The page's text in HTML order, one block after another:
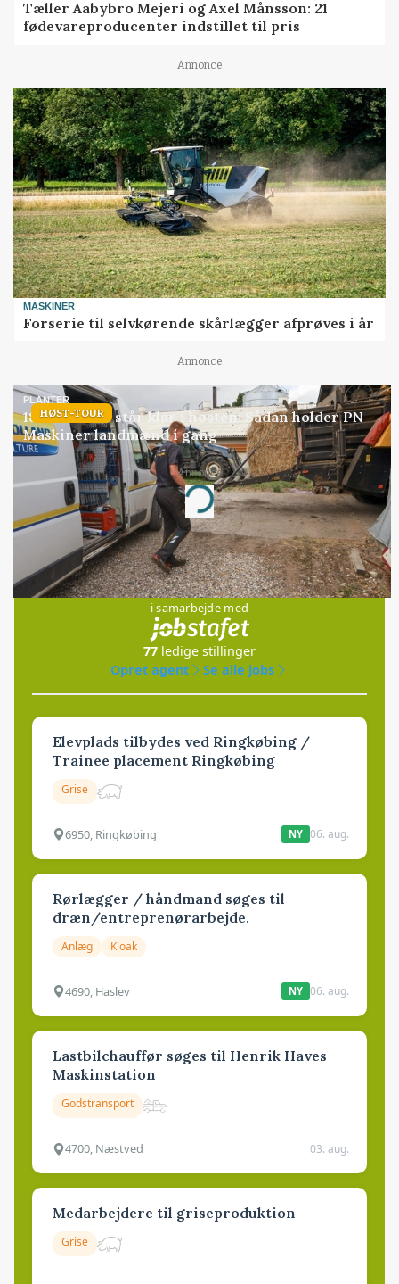
Tæller Aabybro Mejeri og Axel Månsson: 21
fødevareproducenter indstillet til pris
Annonce
MASKINER
Forserie til selvkørende skårlægger afprøves i år
Annonce
HØST-TOUR
PLANTER
18 montører står klar i høsten: Sådan holder PN
Maskiner landmænd i gang
Annonce
Loading...
Jobs
i samarbejde med
77 ledige stillinger
Opret agent
Se alle jobs
Elevplads tilbydes ved Ringkøbing /
Trainee placement Ringkøbing
Grise
6950, Ringkøbing NY 06. aug.
Rørlægger / håndmand søges til
dræn/entreprenørarbejde.
Anlæg Kloak
4690, Haslev NY 06. aug.
Lastbilchauffør søges til Henrik Haves
Maskinstation
Godstransport
4700, Næstved 03. aug.
Medarbejdere til griseproduktion
Grise